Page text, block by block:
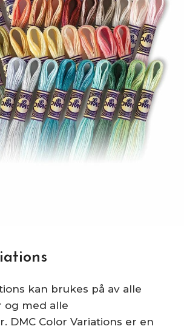
kan brukes på av alle
og med alle
DMC Color Variations er en